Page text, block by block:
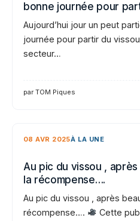
bonne journée pour
Aujourd’hui jour un peut
journée pour partir du
secteur…
par TOM Piques
08 AVR 2025À LA UNE
Au pic du vissou ,
la récompense….
Au pic du vissou , après
récompense….
Cette